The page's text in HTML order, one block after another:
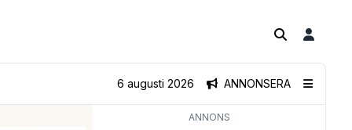
ANNONSERA
6 augusti 2026
ANNONS